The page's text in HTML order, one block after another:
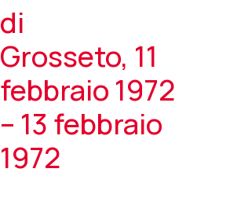
di
Grosseto, 11
febbraio 1972
– 13 febbraio
1972